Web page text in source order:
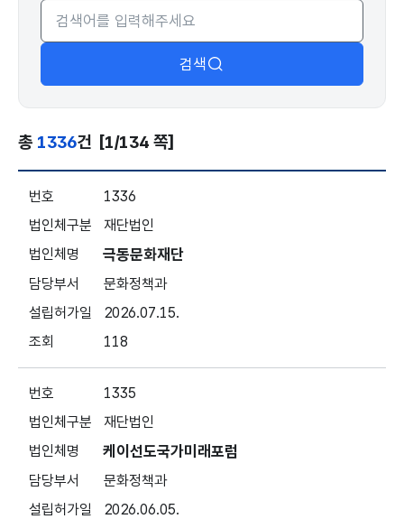
검색
총 1336건 [1/134 쪽]
1336
재단법인
극동문화재단
문화정책과
2026.07.15.
118
1335
재단법인
케이선도국가미래포럼
문화정책과
2026.06.05.